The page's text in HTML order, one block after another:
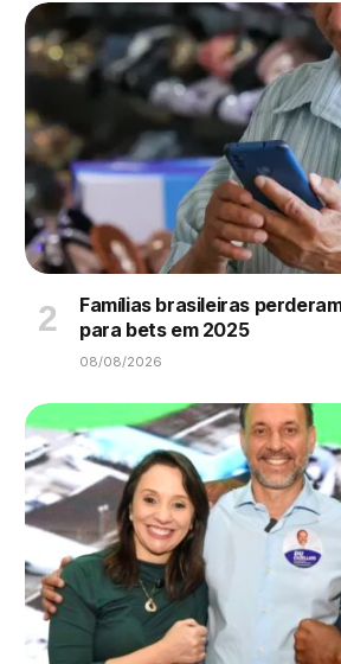
Famílias brasileiras
para bets em 2025
08/08/2026